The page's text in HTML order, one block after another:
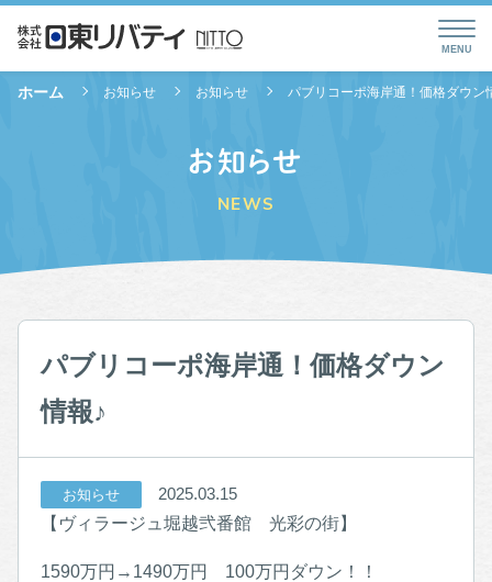
ホーム お知らせ お知らせ パブリコーポ海岸通！価格ダウン
お知らせ
NEWS
パブリコーポ海岸通！価格ダウン
情報♪
お知らせ
2025.03.15
【ヴィラージュ堀越弐番館 光彩の街】
1590万円→1490万円 100万円ダウン！！